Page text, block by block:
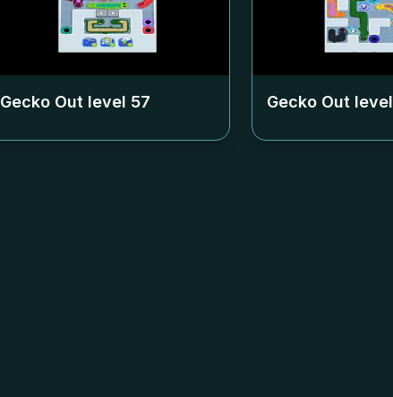
Gecko Out level 57 Gecko Out level